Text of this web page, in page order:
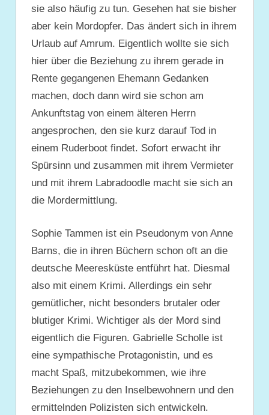
sie also häufig zu tun. Gesehen hat sie bisher
aber kein Mordopfer. Das ändert sich in ihrem
Urlaub auf Amrum. Eigentlich wollte sie sich
hier über die Beziehung zu ihrem gerade in
Rente gegangenen Ehemann Gedanken
machen, doch dann wird sie schon am
Ankunftstag von einem älteren Herrn
angesprochen, den sie kurz darauf Tod in
einem Ruderboot findet. Sofort erwacht ihr
Spürsinn und zusammen mit ihrem Vermieter
und mit ihrem Labradoodle macht sie sich an
die Mordermittlung.
Sophie Tammen ist ein Pseudonym von Anne
Barns, die in ihren Büchern schon oft an die
deutsche Meeresküste entführt hat. Diesmal
also mit einem Krimi. Allerdings ein sehr
gemütlicher, nicht besonders brutaler oder
blutiger Krimi. Wichtiger als der Mord sind
eigentlich die Figuren. Gabrielle Scholle ist
eine sympathische Protagonistin, und es
macht Spaß, mitzubekommen, wie ihre
Beziehungen zu den Inselbewohnern und den
ermittelnden Polizisten sich entwickeln.